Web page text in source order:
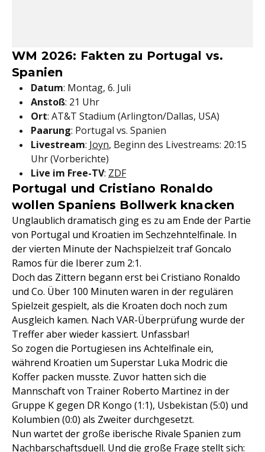
WM 2026: Fakten zu Portugal vs.
Spanien
Datum: Montag, 6. Juli
Anstoß: 21 Uhr
Ort: AT&T Stadium (Arlington/Dallas, USA)
Paarung: Portugal vs. Spanien
Livestream: Joyn, Beginn des Livestreams: 20:15
Uhr (Vorberichte)
Live im Free-TV: ZDF
Portugal und Cristiano Ronaldo
wollen Spaniens Bollwerk knacken
Unglaublich dramatisch ging es zu am Ende der Partie
von Portugal und Kroatien im Sechzehntelfinale. In
der vierten Minute der Nachspielzeit traf Goncalo
Ramos für die Iberer zum 2:1.
Doch das Zittern begann erst bei Cristiano Ronaldo
und Co. Über 100 Minuten waren in der regulären
Spielzeit gespielt, als die Kroaten doch noch zum
Ausgleich kamen. Nach VAR-Überprüfung wurde der
Treffer aber wieder kassiert. Unfassbar!
So zogen die Portugiesen ins Achtelfinale ein,
während Kroatien um Superstar Luka Modric die
Koffer packen musste. Zuvor hatten sich die
Mannschaft von Trainer Roberto Martinez in der
Gruppe K gegen DR Kongo (1:1), Usbekistan (5:0) und
Kolumbien (0:0) als Zweiter durchgesetzt.
Nun wartet der große iberische Rivale Spanien zum
Nachbarschaftsduell. Und die große Frage stellt sich: